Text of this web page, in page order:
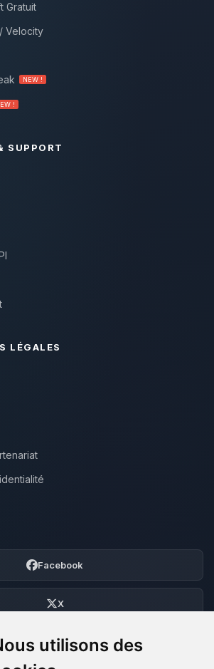
utilisons des
Gratuit
Velocity
NEW !
!
SUPPORT
LÉGALES
Facebook
X
Discord